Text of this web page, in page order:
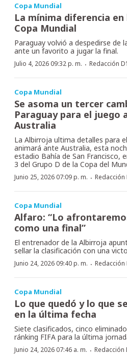
Copa Mundial
La mínima diferencia en
Copa Mundial
Paraguay volvió a despedirse de
ante un favorito a jugar la final.
Julio 4, 2026 09:32 p. m. · Redacción
Copa Mundial
Se asoma un tercer
Paraguay para el juego
Australia
La Albirroja ultima detalles para
animará ante Australia, esta
estadio Bahía de San Francisco,
3 del Grupo D de la Copa del
Junio 25, 2026 07:09 p. m. · Redacción
Copa Mundial
Alfaro: “Lo
como una final”
El entrenador de la Albirroja
sellar la clasificación con una
Junio 24, 2026 09:40 p. m. · Redacción
Copa Mundial
Lo que quedó y lo que
en la última fecha
Siete clasificados, cinco
ránking FIFA para la última
Junio 24, 2026 07:46 a. m. · Redacción